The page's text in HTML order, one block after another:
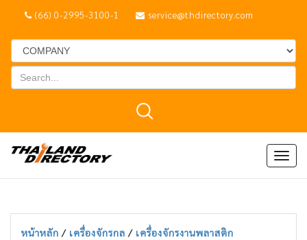
(66) 0-2995-3100-1 service@thdirectory.com
หน้าหลัก / เครื่องจักรกล / เครื่องจักรงานพลาสติก